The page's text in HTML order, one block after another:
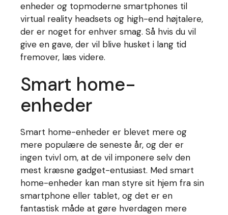
enheder og topmoderne smartphones til
virtual reality headsets og high-end højtalere,
der er noget for enhver smag. Så hvis du vil
give en gave, der vil blive husket i lang tid
fremover, læs videre.
Smart home-
enheder
Smart home-enheder er blevet mere og
mere populære de seneste år, og der er
ingen tvivl om, at de vil imponere selv den
mest kræsne gadget-entusiast. Med smart
home-enheder kan man styre sit hjem fra sin
smartphone eller tablet, og det er en
fantastisk måde at gøre hverdagen mere